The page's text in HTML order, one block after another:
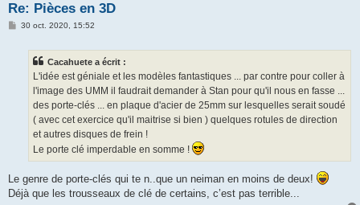
Re: Pièces en 3D
M30 oct. 2020, 15:52
Cacahuete a écrit :
L'idée est géniale et les modèles fantastiques ... par contre pour coller à
l'image des UMM il faudrait demander à Stan pour qu'il nous en fasse ...
des porte-clés ... en plaque d'acier de 25mm sur lesquelles serait soudé
( avec cet exercice qu'il maitrise si bien ) quelques rotules de direction
et autres disques de frein !
Le porte clé imperdable en somme !
Le genre de porte-clés qui te n..que un neiman en moins de deux!
Déjà que les trousseaux de clé de certains, c’est pas terrible...